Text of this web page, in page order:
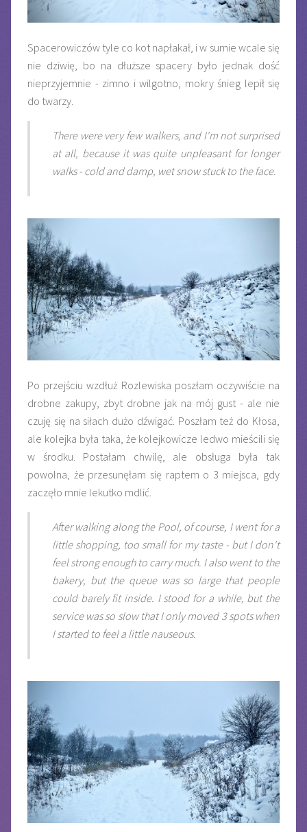
Spacerowiczów tyle co kot napłakał, i w sumie wcale się
nie dziwię, bo na dłuższe spacery było jednak dość
nieprzyjemnie - zimno i wilgotno, mokry śnieg lepił się
do twarzy.
There were very few walkers, and I'm not surprised
at all, because it was quite unpleasant for longer
walks - cold and damp, wet snow stuck to the face.
Po przejściu wzdłuż Rozlewiska poszłam oczywiście na
drobne zakupy, zbyt drobne jak na mój gust - ale nie
czuję się na siłach dużo dźwigać. Poszłam też do Kłosa,
ale kolejka była taka, że kolejkowicze ledwo mieścili się
w środku. Postałam chwilę, ale obsługa była tak
powolna, że przesunęłam się raptem o 3 miejsca, gdy
zaczęło mnie lekutko mdlić.
After walking along the Pool, of course, I went for a
little shopping, too small for my taste - but I don't
feel strong enough to carry much. I also went to the
bakery, but the queue was so large that people
could barely fit inside. I stood for a while, but the
service was so slow that I only moved 3 spots when
I started to feel a little nauseous.